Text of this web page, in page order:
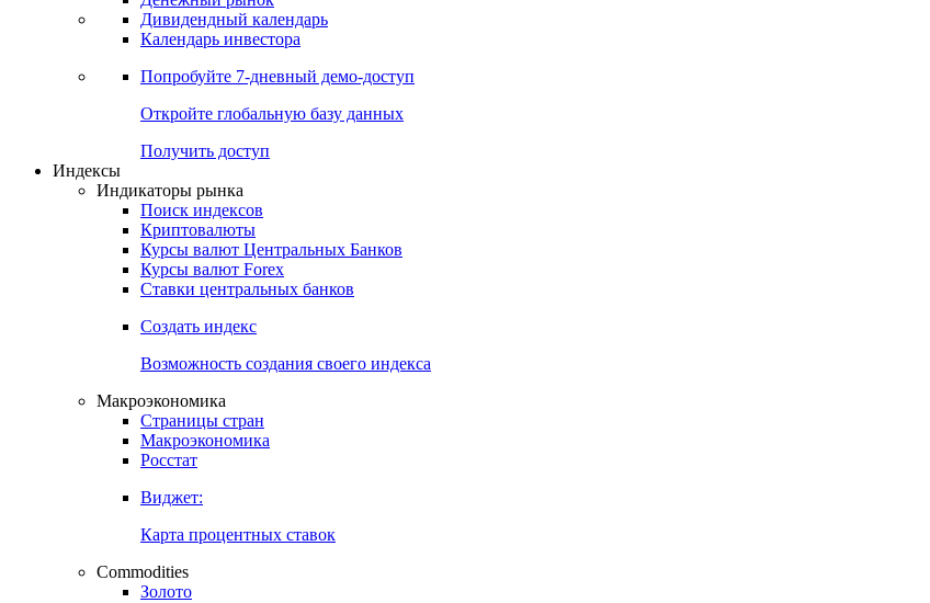
Размещения
Оферты
Аукционы госбумаг
Денежный рынок
Дивидендный календарь
Календарь инвестора
Попробуйте7-дневный
Получить доступ
Индикаторы рынка
Поиск индексов
Криптовалюты
Курсы валют Центральных Банков
Курсы валют Forex
Ставки центральных банков
Создать индекс
Возможность создания своего индекса
Макроэкономика
Страницы стран
Макроэкономика
Росстат
Виджет: